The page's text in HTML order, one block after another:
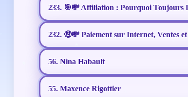
233. 🎯💸 Affiliation : Pourquoi Toujours
232. 🤑💸 Paiement sur Internet, Ventes
56. Nina Habault
55. Maxence Rigottier